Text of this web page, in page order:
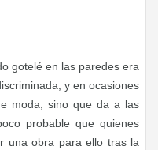
gotelé en las paredes era
y en ocasiones
moda, sino que da a las
probable que quienes
una obra para ello tras la